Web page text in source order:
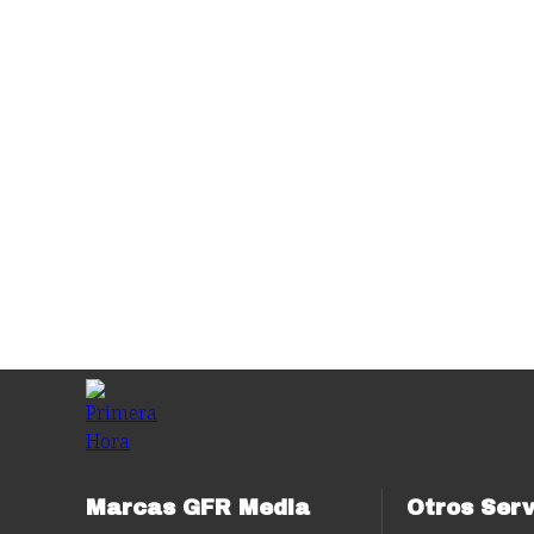
Marcas GFR Media Otros